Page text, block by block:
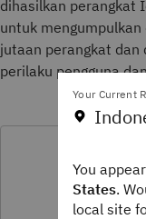
dihasilkan perangkat
untuk
jutaan perangkat
perilaku pengguna
Your Current
You
States.
local site